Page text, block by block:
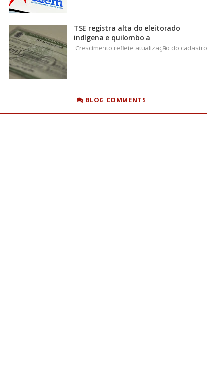
TSE registra alta do eleitorado
indígena e quilombola
Crescimento reflete atualização do cadastro
BLOG COMMENTS